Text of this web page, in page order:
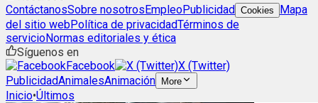
ContáctanosSobre nosotrosEmpleoPublicidad Cookies
Mapa
del sitio webPolítica de privacidadTérminos de
servicioNormas editoriales y ética
Síguenos en
Facebook
X (Twitter)
PublicidadAnimalesAnimación More
Inicio•Últimos